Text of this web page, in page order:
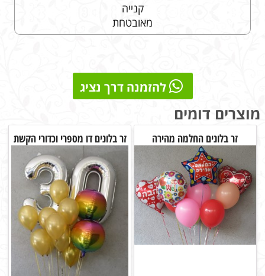
קנייה
מאובטחת
להזמנה דרך נציג
מוצרים דומים
זר בלונים החלמה מהירה זר בלונים דו מספרי וכדורי הקשת